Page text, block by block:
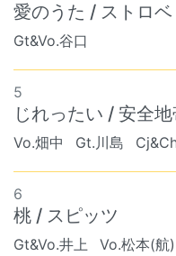
愛のうた / ストロ
Gt&Vo.谷口
5
じれったい / 安全地
Vo.畑中 Gt.川島
6
桃 / スピッツ
Gt&Vo.井上 Vo.松本(航)